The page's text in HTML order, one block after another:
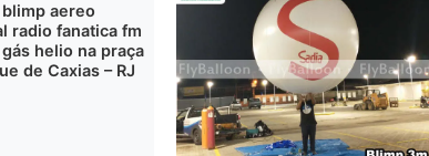
blimp aereo
radio fanatica fm
helio na praça
de Caxias – RJ